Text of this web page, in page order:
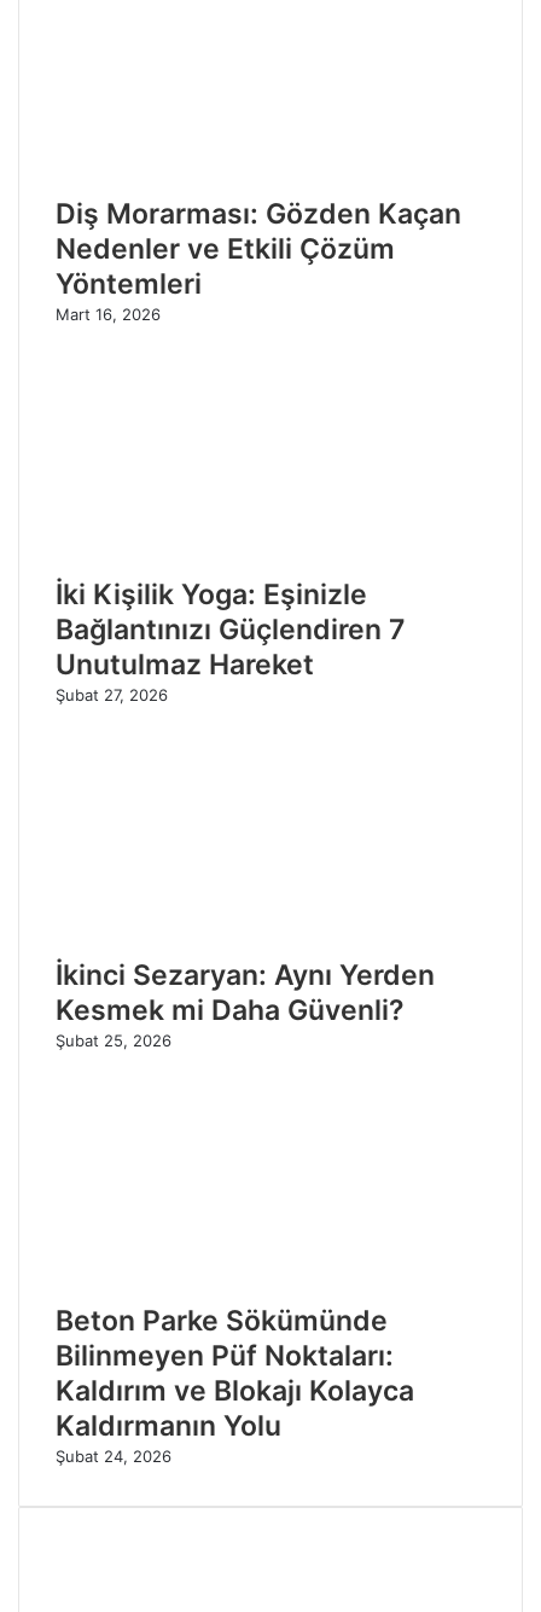
Diş Morarması: Gözden Kaçan
Nedenler ve Etkili Çözüm
Yöntemleri
Mart 16, 2026
İki Kişilik Yoga: Eşinizle
Bağlantınızı Güçlendiren 7
Unutulmaz Hareket
Şubat 27, 2026
İkinci Sezaryan: Aynı Yerden
Kesmek mi Daha Güvenli?
Şubat 25, 2026
Beton Parke Sökümünde
Bilinmeyen Püf Noktaları:
Kaldırım ve Blokajı Kolayca
Kaldırmanın Yolu
Şubat 24, 2026